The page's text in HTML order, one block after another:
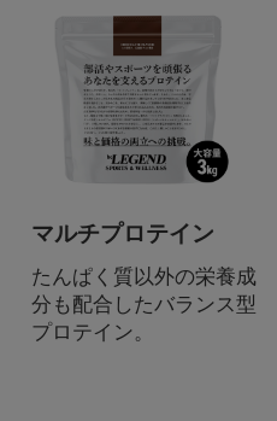
マルチプロテイン
たんぱく質以外の栄養成
分も配合したバランス型
プロテイン。